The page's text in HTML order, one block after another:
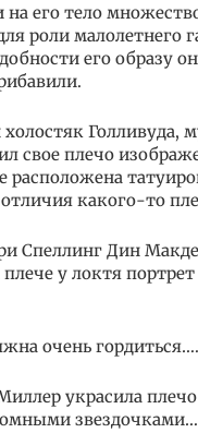
его тело
роли малолетнего
его образу
Голливуда,
свое плечо
расположена
какого-то
Спеллинг Дин
у локтя портрет
очень гордиться….
украсила
звездочками…